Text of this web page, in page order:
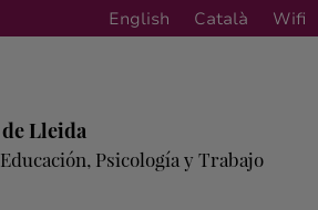
English Català Wifi
Lleida
Psicología y Trabajo